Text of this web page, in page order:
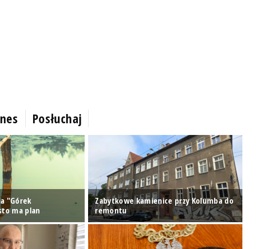
Posłuchaj
"Górek
ma plan
Zabytkowe kamienice przy Kolumba do
remontu